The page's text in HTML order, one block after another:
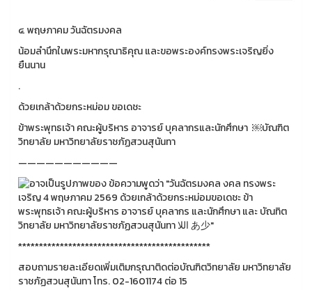
๔ พฤษภาคม วันฉัตรมงคล
น้อมลำนึกในพระมหากรุณาธิคุณ และขอพระองค์ทรงพระเจริญยิ่ง
ยืนนาน
.
ด้วยเกล้าด้วยกระหม่อม ขอเดชะ
ข้าพระพุทธเจ้า คณะผู้บริหาร อาจารย์ บุคลากรและนักศึกษา ￼บัณฑิต
วิทยาลัย มหาวิทยาลัยราชภัฏสวนสุนันทา
———————————
**********************************************
สอบถามรายละเอียดเพิ่มเติมกรุณาติดต่อบัณฑิตวิทยาลัย มหาวิทยาลัย
ราชภัฏสวนสุนันทา โทร. 02-1601174 ต่อ 15